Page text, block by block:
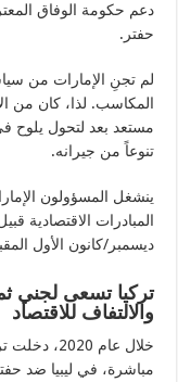
دعم حكومة الوفاق
حفتر.
لم تجنِ الإمارات من
المكاسب. لذا، كان من
مستعد بعد لتحول يلوح
تنوعاً من جيرانه.
ينشغل المسؤولون
ديسمبر/كانون الأول
تركيا تسعى لجني
والالتفاف للاقتصاد
خلال عام
مباشرة، في ليبيا ضد